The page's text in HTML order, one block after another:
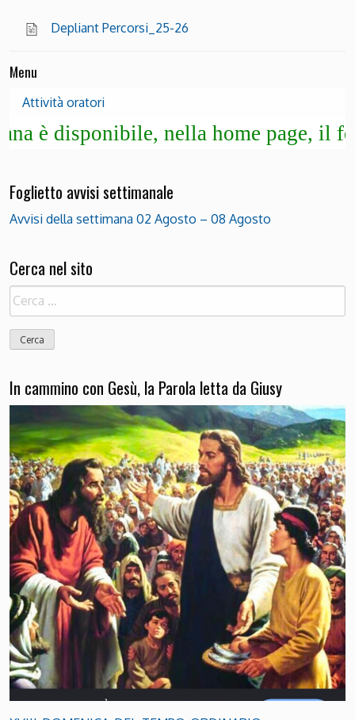
Depliant Percorsi_25-26
Menu
Attività oratori
disponibile, nella home page, il
Foglietto avvisi settimanale
Avvisi della settimana 02 Agosto – 08 Agosto
Cerca nel sito
Ricerca
per:
In cammino con Gesù, la Parola letta da Giusy